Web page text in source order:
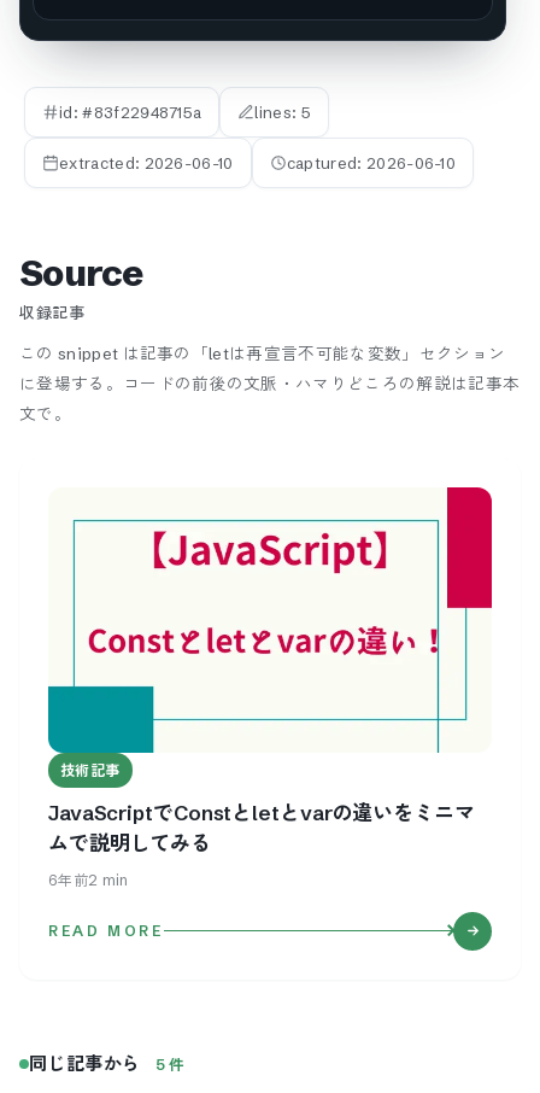
id: #83f22948715a lines: 5
extracted: 2026-06-10 captured: 2026-06-10
Source
収録記事
この snippet は記事の「letは再宣言不可能な変数」セクション
に登場する。
コードの前後の文脈・ハマりどころの解説は記事本
文で。
技術記事
JavaScriptでConstとletとvarの違いをミニマ
ムで説明してみる
6年前2 min
READ MORE
同じ記事から 5 件